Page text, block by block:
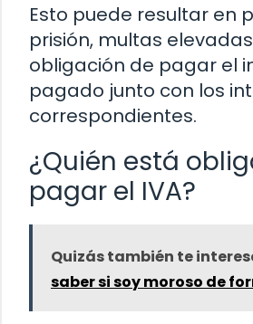
Esto puede resultar en
prisión, multas
obligación de pagar el
pagado junto con los
correspondientes.
¿Quién está
pagar el IVA?
Quizás también te
saber si soy moroso de